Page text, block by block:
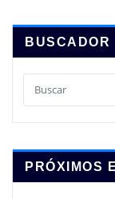
BUSCADOR
PRÓXIMOS